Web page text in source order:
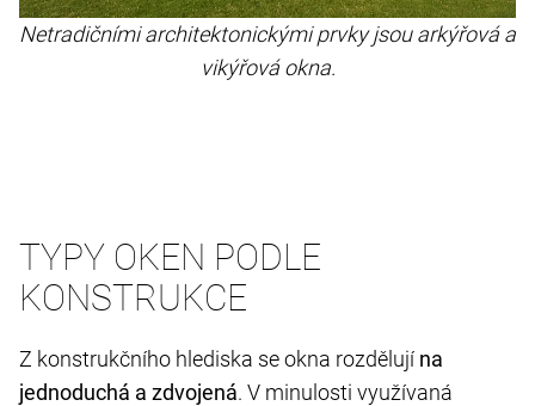
Netradičními architektonickými prvky jsou arkýřová a
vikýřová okna.
TYPY OKEN PODLE
KONSTRUKCE
Z konstrukčního hlediska se okna rozdělují na
jednoduchá a zdvojená. V minulosti využívaná